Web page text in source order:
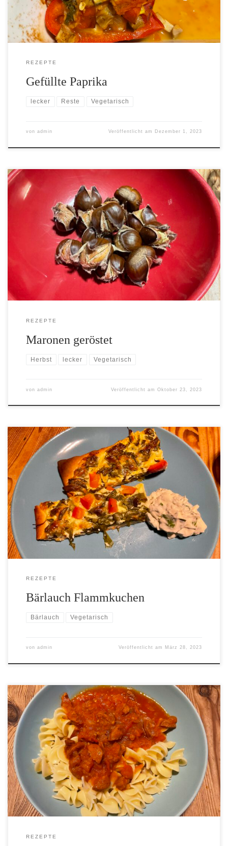
REZEPTE
Gefüllte Paprika
lecker Reste Vegetarisch
von admin Veröffentlicht am Dezember 1, 2023
REZEPTE
Maronen geröstet
Herbst lecker Vegetarisch
von admin Veröffentlicht amOktober 23, 2023
REZEPTE
Bärlauch Flammkuchen
Bärlauch Vegetarisch
von admin Veröffentlicht am März 28, 2023
REZEPTE